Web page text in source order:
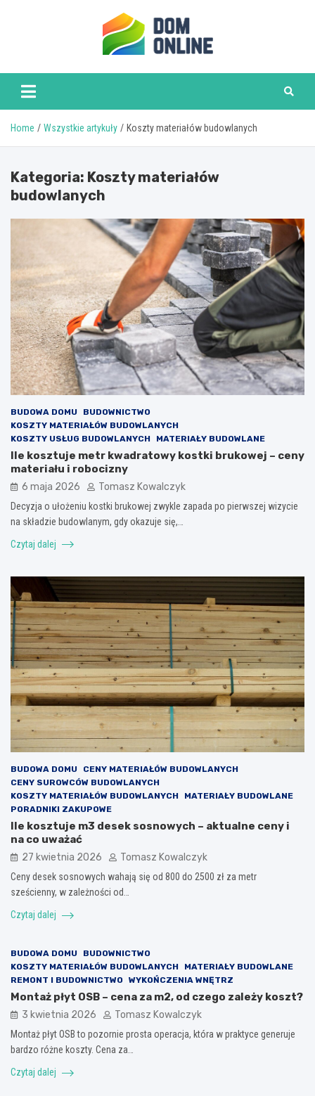
www.domonline.pl
Home Wszystkie artykuły Koszty materiałów budowlanych
Kategoria: Koszty materiałów
budowlanych
BUDOWA DOMU
BUDOWNICTWO
KOSZTY MATERIAŁÓW BUDOWLANYCH
KOSZTY USŁUG BUDOWLANYCH
MATERIAŁY BUDOWLANE
Ile kosztuje metr kwadratowy kostki brukowej – ceny
materiału i robocizny
6 maja 2026 Tomasz Kowalczyk
Decyzja o ułożeniu kostki brukowej zwykle zapada po pierwszej wizycie
na składzie budowlanym, gdy okazuje się,…
Czytaj dalej
BUDOWA DOMU
CENY MATERIAŁÓW BUDOWLANYCH
CENY SUROWCÓW BUDOWLANYCH
KOSZTY MATERIAŁÓW BUDOWLANYCH
MATERIAŁY BUDOWLANE
PORADNIKI ZAKUPOWE
Ile kosztuje m3 desek sosnowych – aktualne ceny i
na co uważać
27 kwietnia 2026 Tomasz Kowalczyk
Ceny desek sosnowych wahają się od 800 do 2500 zł za metr
sześcienny, w zależności od…
Czytaj dalej
BUDOWA DOMU
BUDOWNICTWO
KOSZTY MATERIAŁÓW BUDOWLANYCH
MATERIAŁY BUDOWLANE
REMONT I BUDOWNICTWO
WYKOŃCZENIA WNĘTRZ
Montaż płyt OSB – cena za m2, od czego zależy koszt?
3 kwietnia 2026 Tomasz Kowalczyk
Montaż płyt OSB to pozornie prosta operacja, która w praktyce generuje
bardzo różne koszty. Cena za…
Czytaj dalej